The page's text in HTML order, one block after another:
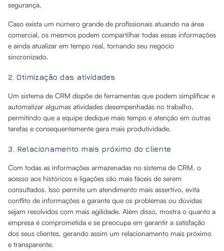
segurança.
Caso exista um número grande de profissionais atuando na área
comercial, os mesmos podem compartilhar todas essas informações
e ainda atualizar em tempo real, tornando seu negócio
sincronizado.
2. Otimização das atividades
Um sistema de CRM dispõe de ferramentas que podem simplificar e
automatizar algumas atividades desempenhadas no trabalho,
permitindo que a equipe dedique mais tempo e atenção em outras
tarefas e consequentemente gera mais produtividade.
3. Relacionamento mais próximo do cliente
Com todas as informações armazenadas no sistema de CRM, o
acesso aos históricos e ligações são mais fáceis de serem
consultados. Isso permite um atendimento mais assertivo, evita
conflito de informações e garante que os problemas ou dúvidas
sejam resolvidos com mais agilidade. Além disso, mostra o quanto a
empresa é comprometida e se preocupa em garantir a satisfação
dos seus clientes, gerando assim um relacionamento mais próximo
e transparente.